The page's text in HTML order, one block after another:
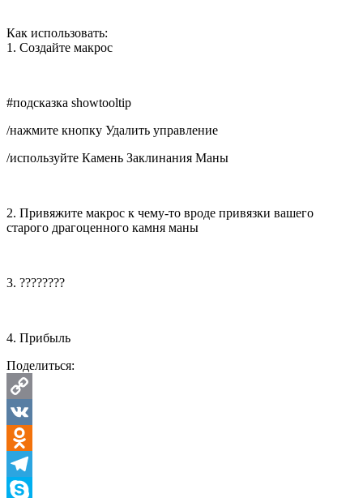
Как использовать:
1. Создайте макрос
#подсказка showtooltip
/нажмите кнопку Удалить управление
/используйте Камень Заклинания Маны
2. Привяжите макрос к чему-то вроде привязки вашего
старого драгоценного камня маны
3. ????????
4. Прибыль
Поделиться:
Copy
Link
VK
Odnoklassniki
Telegram